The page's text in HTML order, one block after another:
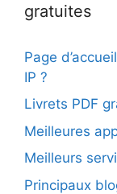
gratuites
Page
IP ?
Livrets PDF
Meilleures
Meilleurs
Principaux